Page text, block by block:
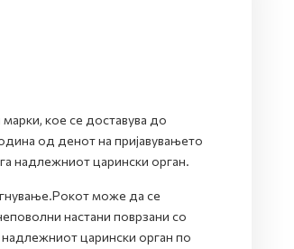
кое се доставува до
од денот на пријавувањето
надлежниот царински орган.
може да се
настани поврзани со
царински орган по